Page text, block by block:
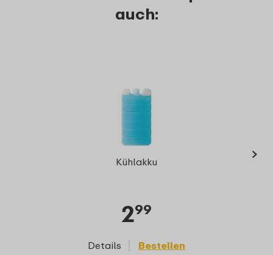
auch:
Kühlakku
299
Details Bestellen
›